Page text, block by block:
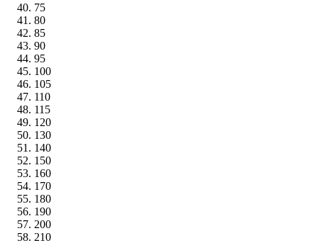
75
80
85
90
95
100
105
110
115
120
130
140
150
160
170
180
190
200
210